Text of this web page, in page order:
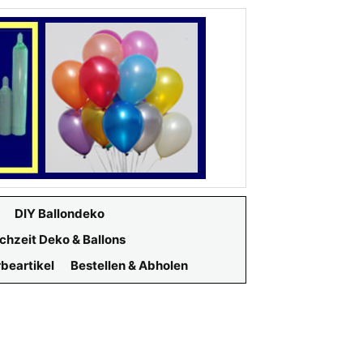
DIY Ballondeko
Deko & Ballons
Bestellen & Abholen